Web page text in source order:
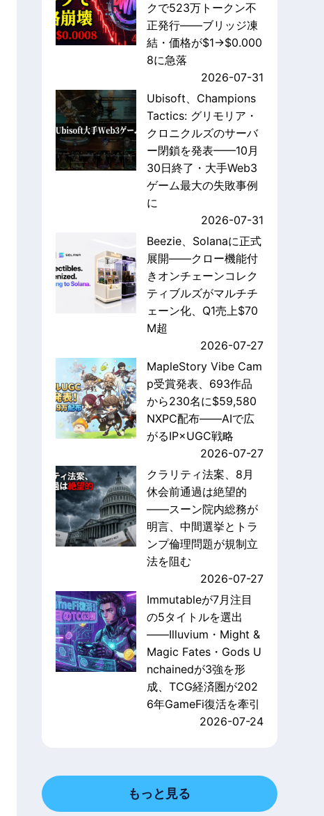
クで523万トークン不
正発行——ブリッジ凍
結・価格が$1→$0.000
8に急落
2026-07-31
Ubisoft、Champions
Tactics: グリモリア・
クロニクルズのサーバ
ー閉鎖を発表——10月
30日終了・大手Web3
ゲーム最大の失敗事例
に
2026-07-31
Beezie、Solanaに正式
展開——クロー機能付
きオンチェーンコレク
ティブルズがマルチチ
ェーン化、Q1売上$70
M超
2026-07-27
MapleStory Vibe Cam
p受賞発表、693作品
から230名に$59,580
NXPC配布——AIで広
がるIP×UGC戦略
2026-07-27
クラリティ法案、8月
休会前通過は絶望的
——スーン院内総務が
明言、中間選挙とトラ
ンプ倫理問題が規制立
法を阻む
2026-07-27
Immutableが7月注目
の5タイトルを選出
——Illuvium・Might &
Magic Fates・Gods U
nchainedが3強を形
成、TCG経済圏が202
6年GameFi復活を牽引
2026-07-24
もっと見る